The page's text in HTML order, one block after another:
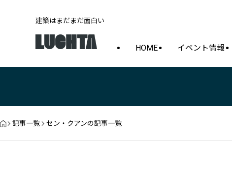
建築はまだまだ面白い
HOME イベント情報
記事一覧 セン・クアンの記事一覧